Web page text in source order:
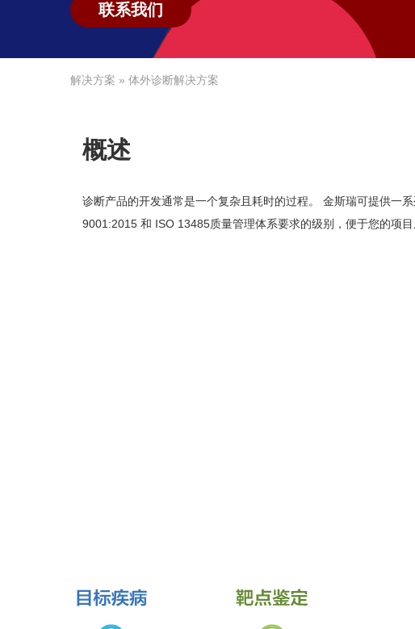
联系我们
解决方案 » 体外诊断解决方案
概述
诊断产品的开发通常是一个复杂且耗时的过程。 金斯瑞可提供一
9001:2015 和 ISO 13485质量管理体系要求的级别，便于您的项目